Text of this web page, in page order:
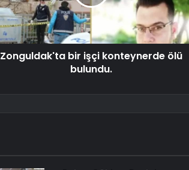
Zonguldak'ta bir işçi konteynerde ölü
bulundu.